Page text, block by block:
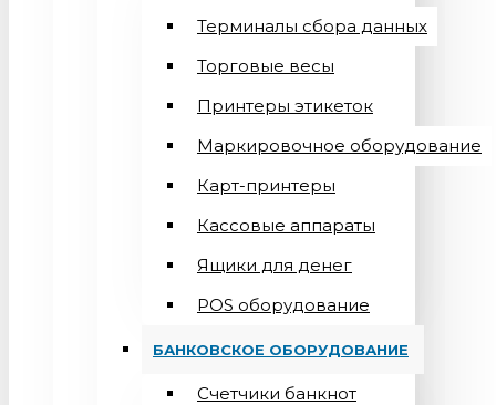
Терминалы сбора данных
Торговые весы
Принтеры этикеток
Маркировочное оборудование
Карт-принтеры
Кассовые аппараты
Ящики для денег
POS оборудование
БАНКОВСКОЕ ОБОРУДОВАНИЕ
Счетчики банкнот